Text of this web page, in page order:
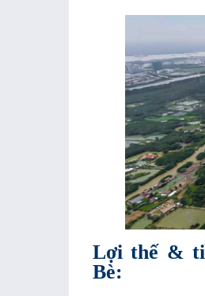
Lợi thế &
Bè: